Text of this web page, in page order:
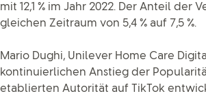
mit 12,1 % im Jahr 2022. Der Anteil
gleichen Zeitraum von 5,4 % auf 7,5 %.
Mario Dughi, Unilever Home Care
kontinuierlichen Anstieg der
etablierten Autorität auf TikTok